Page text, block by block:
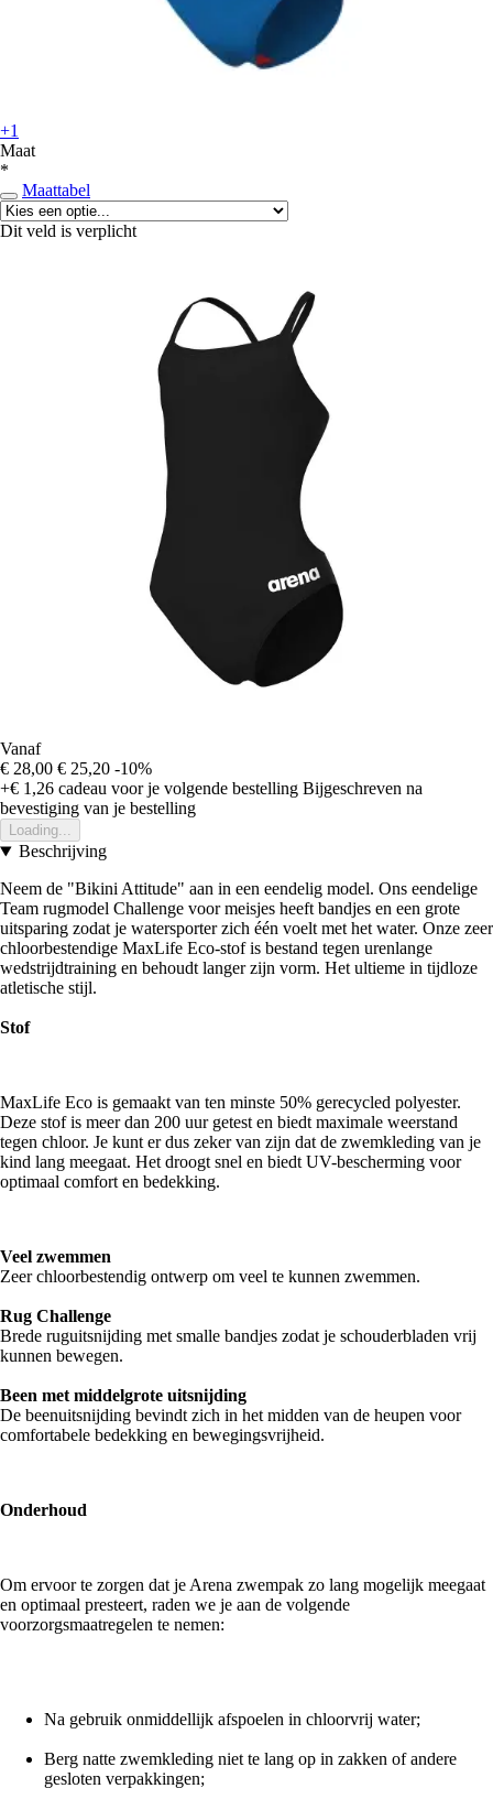
+1
Maat
*
Maattabel
Dit veld is verplicht
Vanaf
€ 28,00 € 25,20 -10%
+€ 1,26 cadeau voor je volgende bestelling Bijgeschreven na
bevestiging van je bestelling
Loading...
Beschrijving
Neem de "Bikini Attitude" aan in een eendelig model. Ons eendelige
Team rugmodel Challenge voor meisjes heeft bandjes en een grote
uitsparing zodat je watersporter zich één voelt met het water. Onze zeer
chloorbestendige MaxLife Eco-stof is bestand tegen urenlange
wedstrijdtraining en behoudt langer zijn vorm. Het ultieme in tijdloze
atletische stijl.
Stof
MaxLife Eco is gemaakt van ten minste 50% gerecycled polyester.
Deze stof is meer dan 200 uur getest en biedt maximale weerstand
tegen chloor. Je kunt er dus zeker van zijn dat de zwemkleding van je
kind lang meegaat. Het droogt snel en biedt UV-bescherming voor
optimaal comfort en bedekking.
Veel zwemmen
Zeer chloorbestendig ontwerp om veel te kunnen zwemmen.
Rug Challenge
Brede ruguitsnijding met smalle bandjes zodat je schouderbladen vrij
kunnen bewegen.
Been met middelgrote uitsnijding
De beenuitsnijding bevindt zich in het midden van de heupen voor
comfortabele bedekking en bewegingsvrijheid.
Onderhoud
Om ervoor te zorgen dat je Arena zwempak zo lang mogelijk meegaat
en optimaal presteert, raden we je aan de volgende
voorzorgsmaatregelen te nemen:
Na gebruik onmiddellijk afspoelen in chloorvrij water;
Berg natte zwemkleding niet te lang op in zakken of andere
gesloten verpakkingen;